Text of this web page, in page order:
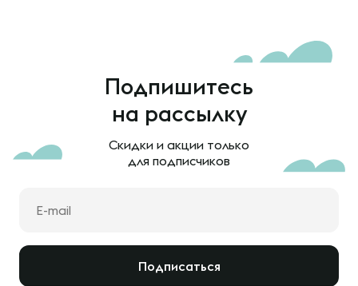
Подпишитесь
на рассылку
Скидки и акции только
для подписчиков
Подписаться